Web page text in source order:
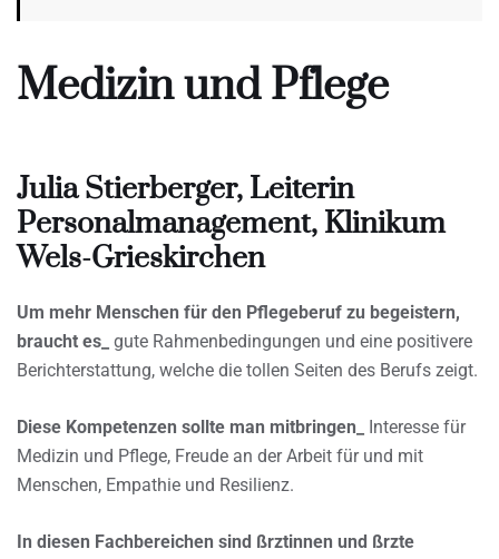
Medizin und Pflege
Julia Stierberger, Leiterin
Personalmanagement, Klinikum
Wels-Grieskirchen
Um mehr Menschen für den Pflegeberuf zu begeistern,
braucht es_ gute Rahmenbedingungen und eine positivere
Berichterstattung, welche die tollen Seiten des Berufs zeigt.
Diese Kompetenzen sollte man mitbringen_
Interesse für
Medizin und Pflege, Freude an der Arbeit für und mit
Menschen, Empathie und Resilienz.
In diesen Fachbereichen sind ßrztinnen und ßrzte